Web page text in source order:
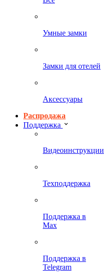
Умные замки
Замки для отелей
Аксессуары
Распродажа
Поддержка
Видеоинструкции
Техподдержка
Поддержка в
Max
Поддержка в
Telegram